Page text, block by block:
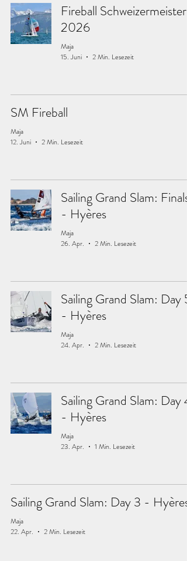
Fireball Schweizermeister
2026
Maja
15. Juni
2 Min. Lesezeit
SM Fireball
Maja
12. Juni
2 Min. Lesezeit
Sailing Grand Slam: Finals
- Hyères
Maja
26. Apr.
2 Min. Lesezeit
Sailing Grand Slam: Day 5
- Hyères
Maja
24. Apr.
2 Min. Lesezeit
Sailing Grand Slam: Day 4
- Hyères
Maja
23. Apr.
1 Min. Lesezeit
Sailing Grand Slam: Day 3 - Hyères
Maja
22. Apr.
2 Min. Lesezeit